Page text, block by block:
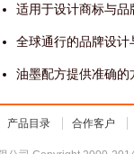
适用于设计商标与品
全球通行的品牌设
油墨配方提供准确
产品目录 合作客户